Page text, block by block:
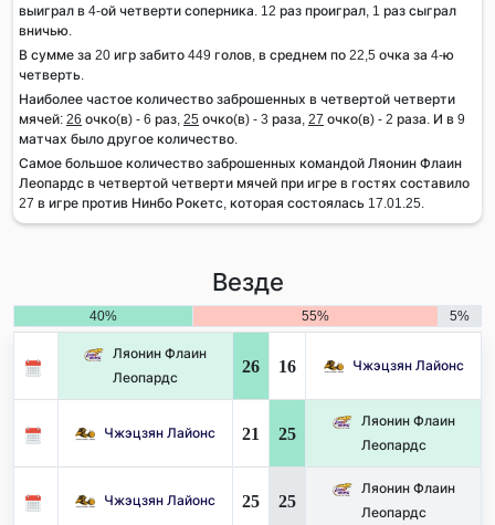
выиграл в 4-ой четверти соперника. 12 раз проиграл, 1 раз сыграл
вничью.
В сумме за 20 игр забито 449 голов, в среднем по 22,5 очка за 4-ю
четверть.
Наиболее частое количество заброшенных в четвертой четверти
мячей: 26 очко(в) - 6 раз, 25 очко(в) - 3 раза, 27 очко(в) - 2 раза. И в 9
матчах было другое количество.
Самое большое количество заброшенных командой Ляонин Флаин
Леопардс в четвертой четверти мячей при игре в гостях составило
27 в игре против Нинбо Рокетс, которая состоялась 17.01.25.
Везде
40% 55% 5%
Ляонин Флаин
Леопардс
26 16 Чжэцзян Лайонс
Чжэцзян Лайонс 21 25
Ляонин Флаин
Леопардс
Чжэцзян Лайонс 25 25
Ляонин Флаин
Леопардс